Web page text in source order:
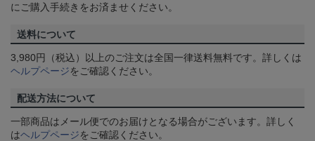
にご購入手続きをお済ませください。
送料について
3,980円（税込）以上のご注文は全国一律送料無料です。詳しくは
ヘルプページをご確認ください。
配送方法について
一部商品はメール便でのお届けとなる場合がございます。詳しく
はヘルプページをご確認ください。